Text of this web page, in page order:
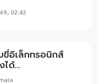
02:42
ขี่อิเล็กทรอนิกส์
ได้...